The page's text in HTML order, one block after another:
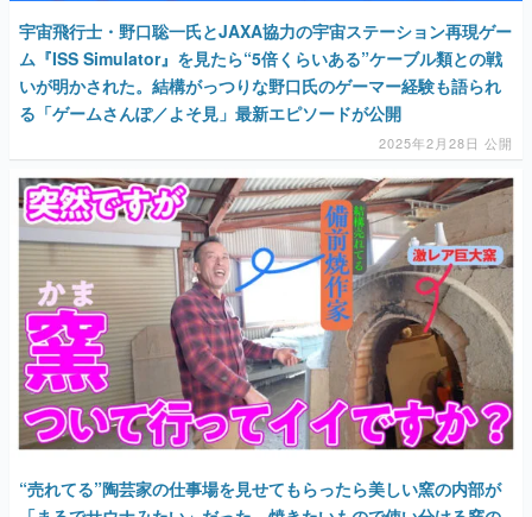
宇宙飛行士・野口聡一氏とJAXA協力の宇宙ステーション再現ゲー
ム『ISS Simulator』を見たら“5倍くらいある”ケーブル類との戦
いが明かされた。結構がっつりな野口氏のゲーマー経験も語られ
る「ゲームさんぽ／よそ見」最新エピソードが公開
2025年2月28日 公開
“売れてる”陶芸家の仕事場を見せてもらったら美しい窯の内部が